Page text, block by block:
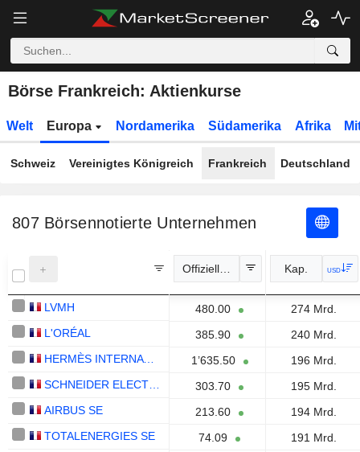
Börse Frankreich: Aktienkurse
Welt Europa Nordamerika Südamerika Afrika
Schweiz Vereinigtes Königreich Frankreich Deutschland
807Börsennotierte Unternehmen
Offizieller Kurs Kap. USD
LVMH 480.00
274 Mrd.
L'ORÉAL
385.90
240 Mrd.
HERMÈS INTERNATIONAL
1’635.50
196 Mrd.
303.70
195 Mrd.
AIRBUS SE
213.60
194 Mrd.
TOTALENERGIES SE
74.09
191 Mrd.